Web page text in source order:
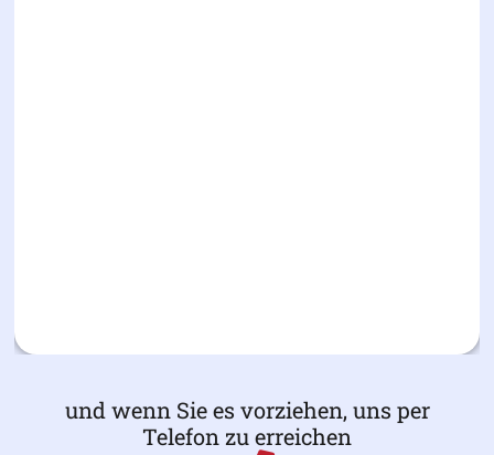
und wenn Sie es vorziehen, uns per
Telefon zu erreichen